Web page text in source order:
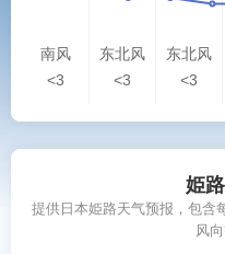
南风
<3
东北风
<3
东北风
<3
姫
提供日本姫路天气预报，包含
风